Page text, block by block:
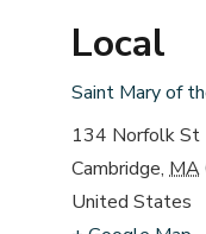
Local
Saint Mary of
134 Norfolk St
Cambridge, MA
United States